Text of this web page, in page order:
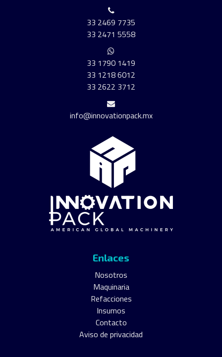
33 2469 7735
33 2471 5558
33 1790 1419
33 1218 6012
33 2622 3712
info@innovationpack.mx
Enlaces
Nosotros
Maquinaria
Refacciones
Insumos
Contacto
Aviso de privacidad